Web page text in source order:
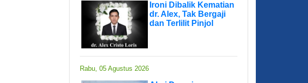
Ironi Dibalik Kematian
dr. Alex, Tak Bergaji
dan Terlilit Pinjol
Rabu, 05 Agustus 2026